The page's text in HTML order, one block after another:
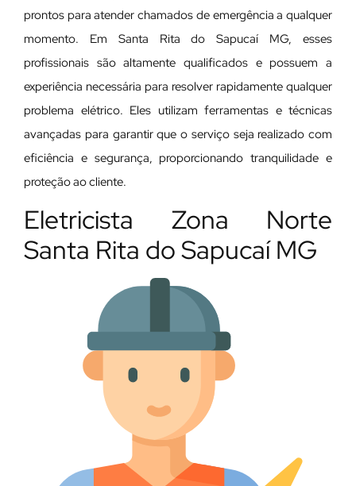
prontos para atender chamados de emergência a qualquer
momento. Em Santa Rita do Sapucaí MG, esses
profissionais são altamente qualificados e possuem a
experiência necessária para resolver rapidamente qualquer
problema elétrico. Eles utilizam ferramentas e técnicas
avançadas para garantir que o serviço seja realizado com
eficiência e segurança, proporcionando tranquilidade e
proteção ao cliente.
Eletricista Zona Norte
Santa Rita do Sapucaí MG